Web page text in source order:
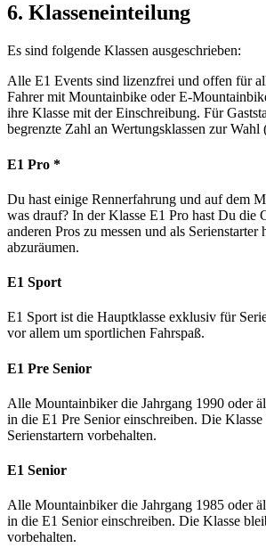
6. Klasseneinteilung
Es sind folgende Klassen ausgeschrieben:
Alle E1 Events sind lizenzfrei und offen für
Fahrer mit Mountainbike oder E-
ihre Klasse mit der Einschreibung. Für
begrenzte Zahl an Wertungsklassen zur
E1 Pro *
Du hast einige Rennerfahrung und auf dem
was drauf? In der Klasse E1 Pro hast Du die
anderen Pros zu messen und als Serienstarter
abzuräumen.
E1 Sport
E1 Sport ist die Hauptklasse exklusiv für
vor allem um sportlichen Fahrspaß.
E1 Pre Senior
Alle Mountainbiker die Jahrgang 1990 oder
in die E1 Pre Senior einschreiben. Die Klasse
Serienstartern vorbehalten.
E1 Senior
Alle Mountainbiker die Jahrgang 1985 oder
in die E1 Senior einschreiben. Die Klasse
vorbehalten.